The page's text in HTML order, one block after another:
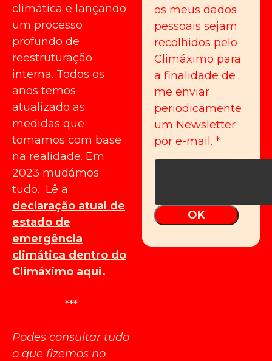
climática e lançando
um processo
profundo de
reestruturação
interna. Todos os
anos temos
atualizado as
medidas que
tomamos com base
na realidade. Em
2023 mudámos
tudo. Lê a
declaração atual de
estado de
emergência
climática dentro do
Climáximo aqui.
***
Podes consultar tudo
o que fizemos no
os meus dados
pessoais sejam
recolhidos pelo
Climáximo para
a finalidade de
me enviar
periodicamente
um Newsletter
por e-mail. *
OK